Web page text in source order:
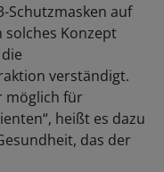
Schutzmasken auf
solches Konzept
verständigt.
möglich für
heißt es dazu
das der